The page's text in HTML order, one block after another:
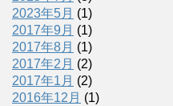
2023年5月 (1)
2017年9月 (1)
2017年8月 (1)
2017年2月 (2)
2017年1月 (2)
2016年12月 (1)